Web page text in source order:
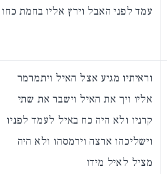
עמד לפני האבל וירץ אליו בחמת כחו
וראיתיו מגיע אצל האיל ויתמרמר
אליו ויך את האיל וישבר את שתי
קרניו ולא היה כח באיל לעמד לפניו
וישליכהו ארצה וירמסהו ולא היה
מציל לאיל מידו